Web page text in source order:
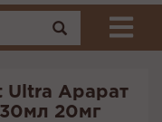
Ultra Арарат
20мг